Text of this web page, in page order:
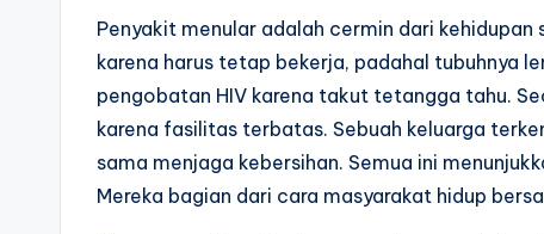
Penyakit menular adalah cermin dari
karena harus tetap bekerja, padahal tubuhnya
pengobatan HIV karena takut tetangga tahu.
karena fasilitas terbatas. Sebuah keluarga
sama menjaga kebersihan. Semua ini
Mereka bagian dari cara masyarakat hidup